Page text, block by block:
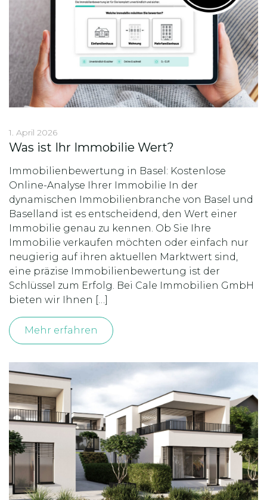
1. April 2026
Was ist Ihr Immobilie Wert?
Immobilienbewertung in Basel: Kostenlose
Online-Analyse Ihrer Immobilie In der
dynamischen Immobilienbranche von Basel und
Baselland ist es entscheidend, den Wert einer
Immobilie genau zu kennen. Ob Sie Ihre
Immobilie verkaufen möchten oder einfach nur
neugierig auf ihren aktuellen Marktwert sind,
eine präzise Immobilienbewertung ist der
Schlüssel zum Erfolg. Bei Cale Immobilien GmbH
bieten wir Ihnen […]
Mehr erfahren